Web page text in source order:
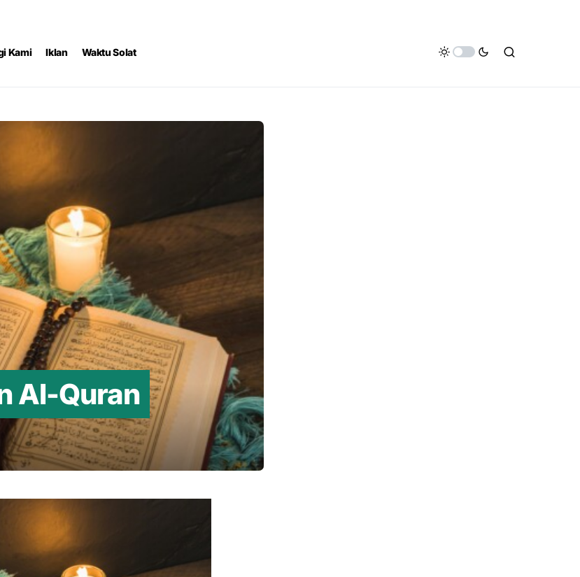
Kami Iklan Waktu Solat
Al-Quran